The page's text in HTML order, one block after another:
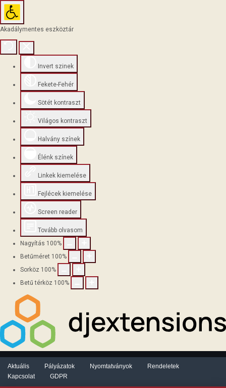
Akadálymentes eszköztár
Invert szinek
Fekete-Fehér
Sötét kontraszt
Világos kontraszt
Halvány színek
Élénk színek
Linkek kiemelése
Fejlécek kiemelése
Screen reader
Tovább olvasom
Nagyítás 100%
Betűméret 100%
Sorköz 100%
Betű térköz 100%
Aktuális Pályázatok Nyomtatványok
Rendeletek
Kapcsolat
GDPR